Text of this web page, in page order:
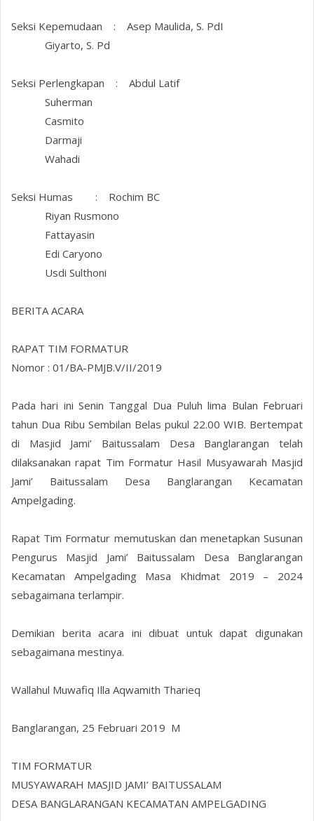
Seksi Kepemudaan : Asep Maulida, S. PdI
Giyarto, S. Pd
Seksi Perlengkapan : Abdul Latif
Suherman
Casmito
Darmaji
Wahadi
Seksi Humas : Rochim BC
Riyan Rusmono
Fattayasin
Edi Caryono
Usdi Sulthoni
BERITA ACARA
RAPAT TIM FORMATUR
Nomor : 01/BA-PMJB.V/II/2019
Pada hari ini Senin Tanggal Dua Puluh lima Bulan Februari
tahun Dua Ribu Sembilan Belas pukul 22.00 WIB. Bertempat
di Masjid Jami’ Baitussalam Desa Banglarangan telah
dilaksanakan rapat Tim Formatur Hasil Musyawarah Masjid
Jami’ Baitussalam Desa Banglarangan Kecamatan
Ampelgading.
Rapat Tim Formatur memutuskan dan menetapkan Susunan
Pengurus Masjid Jami’ Baitussalam Desa Banglarangan
Kecamatan Ampelgading Masa Khidmat 2019 – 2024
sebagaimana terlampir.
Demikian berita acara ini dibuat untuk dapat digunakan
sebagaimana mestinya.
Wallahul Muwafiq Illa Aqwamith Tharieq
Banglarangan, 25 Februari 2019 M
TIM FORMATUR
MUSYAWARAH MASJID JAMI’ BAITUSSALAM
DESA BANGLARANGAN KECAMATAN AMPELGADING